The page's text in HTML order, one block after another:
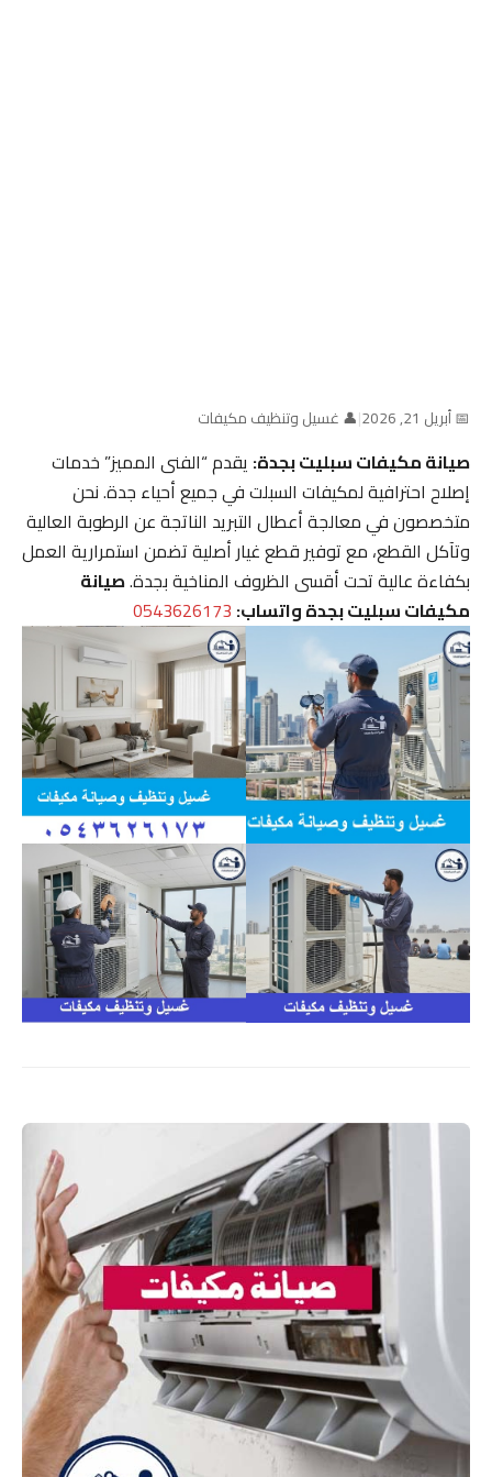
📅 أبريل 21, 2026 |👤 غسيل وتنظيف مكيفات
صيانة مكيفات سبليت بجدة:يقدم “الفنى المميز” خدمات
إصلاح احترافية لمكيفات السبلت في جميع أحياء جدة. نحن
متخصصون في معالجة أعطال التبريد الناتجة عن الرطوبة العالية
وتآكل القطع، مع توفير قطع غيار أصلية تضمن استمرارية العمل
بكفاءة عالية تحت أقسى الظروف المناخية بجدة.صيانة
مكيفات سبليت بجدة واتساب:0543626173